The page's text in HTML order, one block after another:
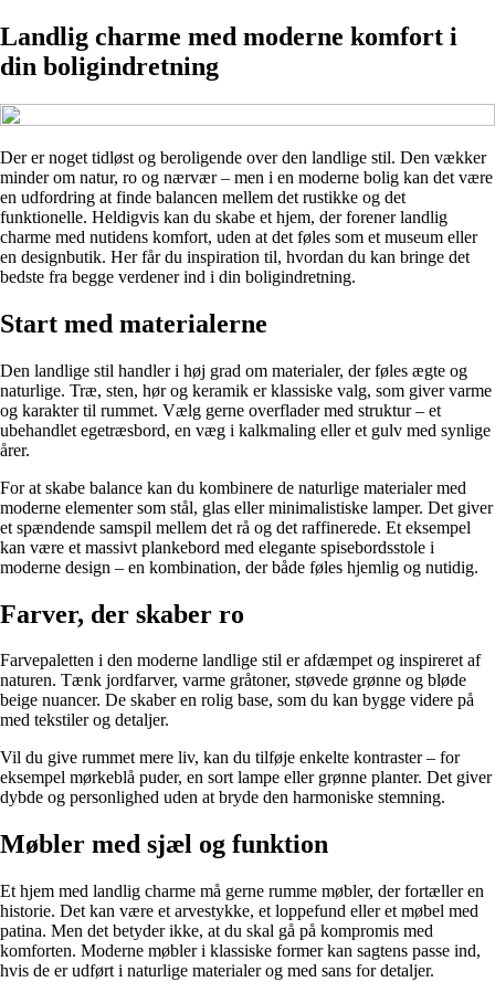
Landlig charme med moderne komfort i
din boligindretning
Der er noget tidløst og beroligende over den landlige stil. Den vækker
minder om natur, ro og nærvær – men i en moderne bolig kan det være
en udfordring at finde balancen mellem det rustikke og det
funktionelle. Heldigvis kan du skabe et hjem, der forener landlig
charme med nutidens komfort, uden at det føles som et museum eller
en designbutik. Her får du inspiration til, hvordan du kan bringe det
bedste fra begge verdener ind i din boligindretning.
Start med materialerne
Den landlige stil handler i høj grad om materialer, der føles ægte og
naturlige. Træ, sten, hør og keramik er klassiske valg, som giver varme
og karakter til rummet. Vælg gerne overflader med struktur – et
ubehandlet egetræsbord, en væg i kalkmaling eller et gulv med synlige
årer.
For at skabe balance kan du kombinere de naturlige materialer med
moderne elementer som stål, glas eller minimalistiske lamper. Det giver
et spændende samspil mellem det rå og det raffinerede. Et eksempel
kan være et massivt plankebord med elegante spisebordsstole i
moderne design – en kombination, der både føles hjemlig og nutidig.
Farver, der skaber ro
Farvepaletten i den moderne landlige stil er afdæmpet og inspireret af
naturen. Tænk jordfarver, varme gråtoner, støvede grønne og bløde
beige nuancer. De skaber en rolig base, som du kan bygge videre på
med tekstiler og detaljer.
Vil du give rummet mere liv, kan du tilføje enkelte kontraster – for
eksempel mørkeblå puder, en sort lampe eller grønne planter. Det giver
dybde og personlighed uden at bryde den harmoniske stemning.
Møbler med sjæl og funktion
Et hjem med landlig charme må gerne rumme møbler, der fortæller en
historie. Det kan være et arvestykke, et loppefund eller et møbel med
patina. Men det betyder ikke, at du skal gå på kompromis med
komforten. Moderne møbler i klassiske former kan sagtens passe ind,
hvis de er udført i naturlige materialer og med sans for detaljer.